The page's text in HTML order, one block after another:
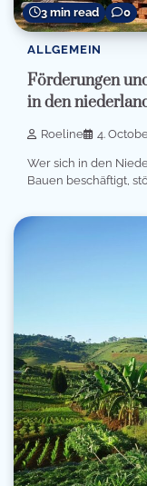
3 min read 0
ALLGEMEIN
Förderungen
in den
Roeline 4.
Wer sich in den
Bauen beschäftigt,